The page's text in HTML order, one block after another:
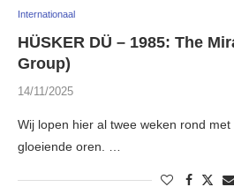
Internationaal
HÜSKER DÜ – 1985: The
Group)
14/11/2025
Wij lopen hier al twee weken rond
gloeiende oren. …